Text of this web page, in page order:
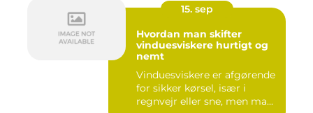
15. sep
Hvordan man skifter
vinduesviskere hurtigt og
nemt
Vinduesviskere er afgørende
for sikker kørsel, især i
regnvejr eller sne, men ma...